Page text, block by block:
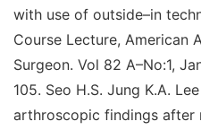
with use of outside–in
Course Lecture, American
Surgeon. Vol 82 A–No:1,
105. Seo H.S. Jung K.A.
arthroscopic findings